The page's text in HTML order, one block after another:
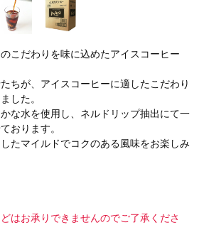
こだわりを味に込めたアイスコーヒー
ちが、アイスコーヒーに適したこだわり
した。
な水を使用し、ネルドリップ抽出にて一
おります。
たマイルドでコクのある風味をお楽しみ
はお承りできませんのでご了承くださ